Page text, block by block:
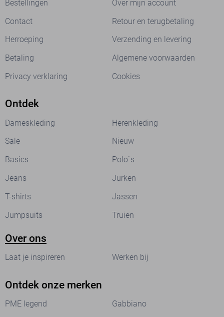
Bestellingen
Over mijn account
Contact
Retour en terugbetaling
Herroeping
Verzending en levering
Betaling
Algemene voorwaarden
Privacy verklaring
Cookies
Ontdek
Dameskleding
Herenkleding
Sale
Nieuw
Basics
Polo`s
Jeans
Jurken
T-shirts
Jassen
Jumpsuits
Truien
Over ons
Laat je inspireren Werken bij
Ontdek onze merken
PME legend
Gabbiano